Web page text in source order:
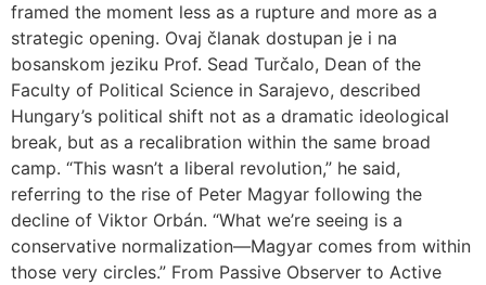
framed the moment less as a rupture and more as a
strategic opening. Ovaj članak dostupan je i na
bosanskom jeziku Prof. Sead Turčalo, Dean of the
Faculty of Political Science in Sarajevo, described
Hungary’s political shift not as a dramatic ideological
break, but as a recalibration within the same broad
camp. “This wasn’t a liberal revolution,” he said,
referring to the rise of Peter Magyar following the
decline of Viktor Orbán. “What we’re seeing is a
conservative normalization—Magyar comes from within
those very circles.” From Passive Observer to Active